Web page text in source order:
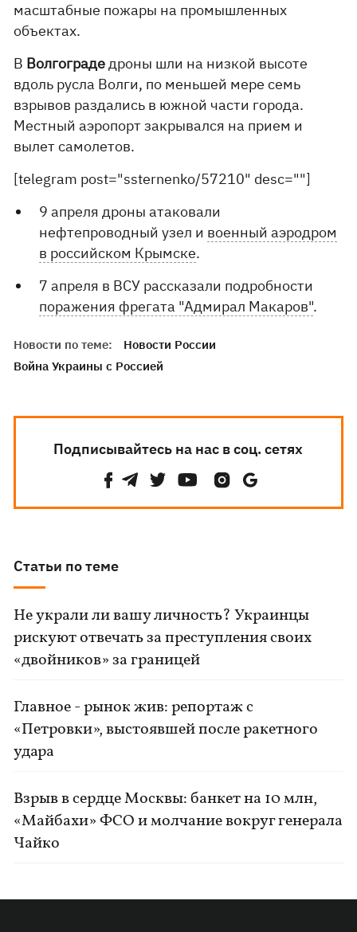
масштабные пожары на промышленных
объектах.
В Волгоградедроны шли на низкой высоте
вдоль русла Волги, по меньшей мере семь
взрывов раздались в южной части города.
Местный аэропорт закрывался на прием и
вылет самолетов.
[telegram post="ssternenko/57210" ​​desc=""]
9 апреля дроны атаковали
нефтепроводный узел и военный аэродром
в российском Крымске.
7 апреля в ВСУ рассказали подробности
поражения фрегата "Адмирал Макаров".
Новости по теме:
Новости России
Война Украины с Россией
Подписывайтесь на нас в соц. сетях
Статьи по теме
Не украли ли вашу личность? Украинцы
рискуют отвечать за преступления своих
«двойников» за границей
Главное - рынок жив: репортаж с
«Петровки», выстоявшей после ракетного
удара
Взрыв в сердце Москвы: банкет на 10 млн,
«Майбахи» ФСО и молчание вокруг генерала
Чайко